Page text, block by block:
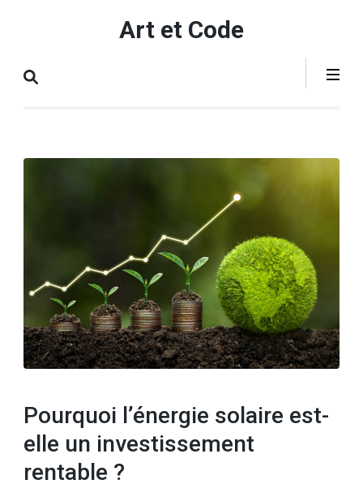
(Pressez
Art et Code
Pourquoi l’énergie solaire est-
elle un investissement
rentable ?